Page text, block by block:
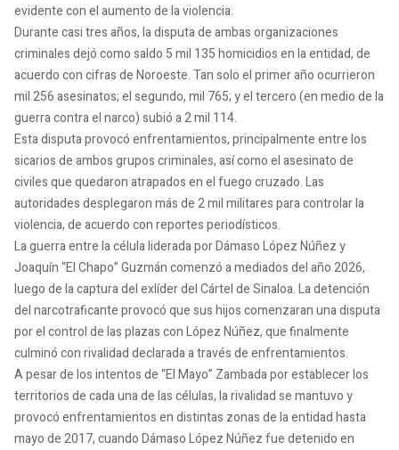
evidente con el aumento de la violencia.
Durante casi tres años, la disputa de ambas organizaciones
criminales dejó como saldo 5 mil 135 homicidios en la entidad, de
acuerdo con cifras de Noroeste. Tan solo el primer año ocurrieron
mil 256 asesinatos; el segundo, mil 765; y el tercero (en medio de la
guerra contra el narco) subió a 2 mil 114.
Esta disputa provocó enfrentamientos, principalmente entre los
sicarios de ambos grupos criminales, así como el asesinato de
civiles que quedaron atrapados en el fuego cruzado. Las
autoridades desplegaron más de 2 mil militares para controlar la
violencia, de acuerdo con reportes periodísticos.
La guerra entre la célula liderada por Dámaso López Núñez y
Joaquín “El Chapo” Guzmán comenzó a mediados del año 2026,
luego de la captura del exlíder del Cártel de Sinaloa. La detención
del narcotraficante provocó que sus hijos comenzaran una disputa
por el control de las plazas con López Núñez, que finalmente
culminó con rivalidad declarada a través de enfrentamientos.
A pesar de los intentos de “El Mayo” Zambada por establecer los
territorios de cada una de las células, la rivalidad se mantuvo y
provocó enfrentamientos en distintas zonas de la entidad hasta
mayo de 2017, cuando Dámaso López Núñez fue detenido en